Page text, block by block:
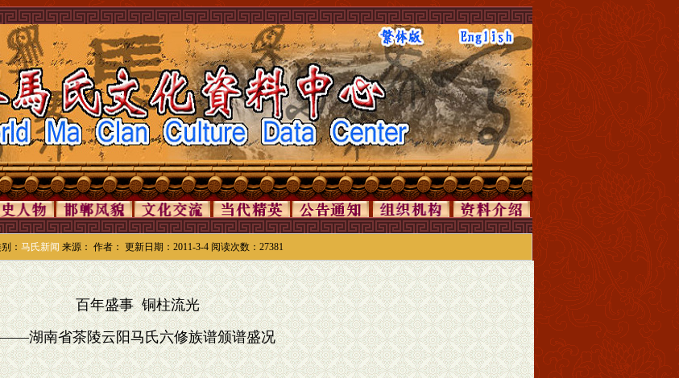
： 马氏新闻 来源： 作者： 更新日期：2011-3-4 阅读次数：27381
百年盛事 铜柱流光
——湖南省茶陵云阳马氏六修族谱颁谱盛况